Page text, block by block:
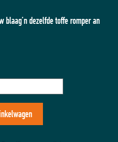
blaag’n dezelfde toffe romper an